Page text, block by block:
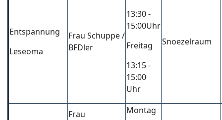
Entspannung
Leseoma
Frau Schuppe /
BFDler
13:30 -
15:00Uhr
Freitag
13:15 -
15:00
Uhr
Snoezelraum
Frau
Montag